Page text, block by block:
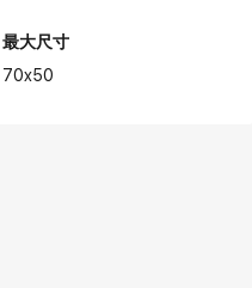
最大尺寸
70x50